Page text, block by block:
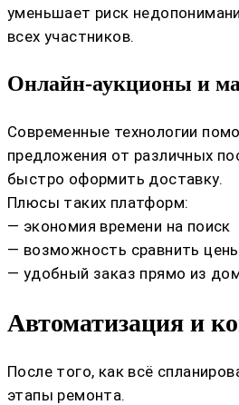
уменьшает риск
всех участников.
Онлайн-аукционы и
Современные технологии
предложения от различных
быстро оформить доставку.
Плюсы таких платформ:
— экономия времени на поиск
— возможность сравнить
— удобный заказ прямо из
Автоматизация и
После того, как всё
этапы ремонта.